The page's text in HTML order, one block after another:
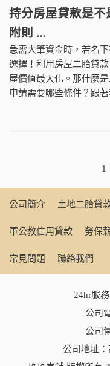
持分房屋貸款是不
附則 …
急需大筆資金時，若名
選擇！利用房屋二胎貸
屋價值最大化。那什麼
申請需要哪些條件？跟
1
公司簡介 土地二胎貸
軍公教信用貸款 勞保
常見問題 聯絡我們
24hr服務
公司
公司
公司地址